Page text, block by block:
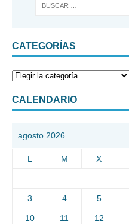
CATEGORÍAS
CALENDARIO
agosto 2026
L M X
3 4 5
10 11 12